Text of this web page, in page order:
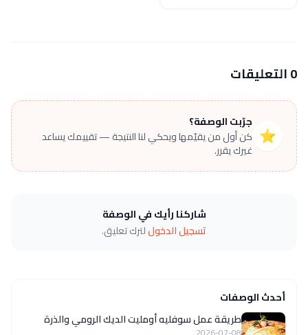
0 التعليقات
⭐
جرّبت الوصفة؟
كن أول من يقيّمها ويحكي لنا النتيجة — تقييمك يساعد
غيرك يقرر.
شاركنا رأيك في الوصفة
تسجيل الدخوللترك تعليق.
أحدث الوصفات
طريقة عمل سوفليه أومليت الديك الرومي والذرة